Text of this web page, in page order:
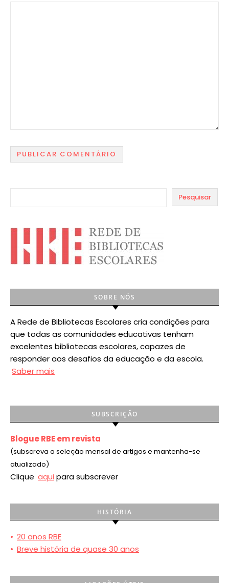
Pesquisar
SOBRE NÓS
A Rede de Bibliotecas Escolares cria condições para
que todas as comunidades educativas tenham
excelentes bibliotecas escolares, capazes de
responder aos desafios da educação e da escola.
Saber mais
SUBSCRIÇÃO
Blogue RBE em revista
(subscreva a seleção mensal de artigos e mantenha-se
atualizado)
Clique aqui para subscrever
HISTÓRIA
• 20 anos RBE
• Breve história de quase 30 anos